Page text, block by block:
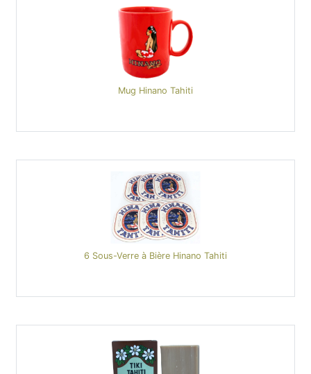
Mug Hinano Tahiti
6 Sous-Verre à Bière Hinano Tahiti